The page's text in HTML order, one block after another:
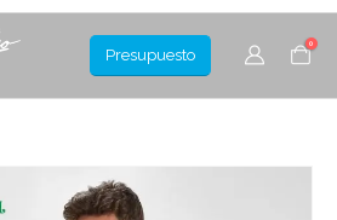
Presupuesto
0